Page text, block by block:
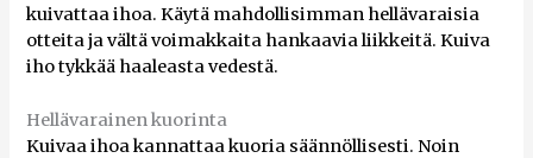
kuivattaa ihoa. Käytä mahdollisimman hellävaraisia
otteita ja vältä voimakkaita hankaavia liikkeitä. Kuiva
iho tykkää haaleasta vedestä.
Hellävarainen kuorinta
Kuivaa ihoa kannattaa kuoria säännöllisesti. Noin